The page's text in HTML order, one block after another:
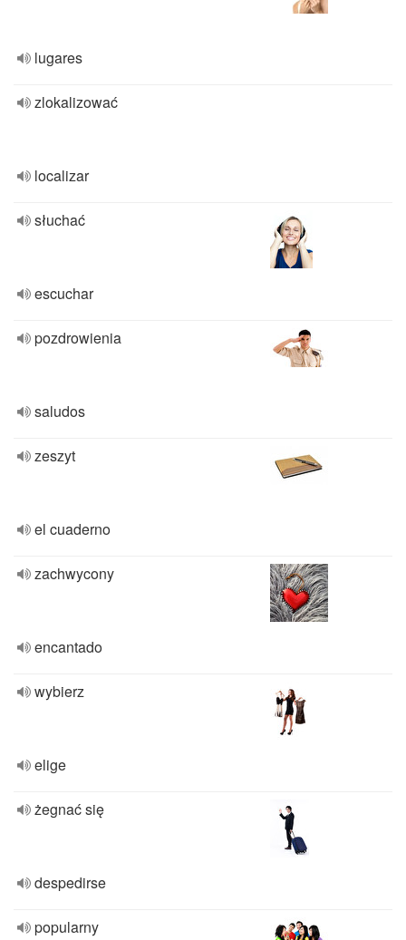
lugares
zlokalizować
localizar
słuchać
escuchar
pozdrowienia
saludos
zeszyt
el cuaderno
zachwycony
encantado
wybierz
elige
żegnać się
despedirse
popularny